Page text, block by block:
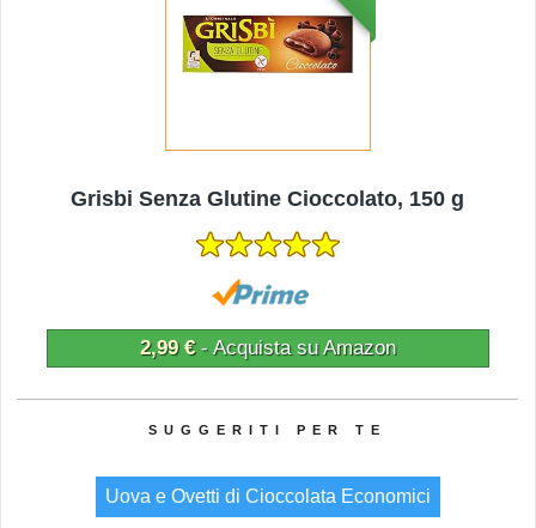
Grisbi Senza Glutine Cioccolato, 150 g
2,99 €- Acquista su Amazon
Uova e Ovetti di Cioccolata Economici